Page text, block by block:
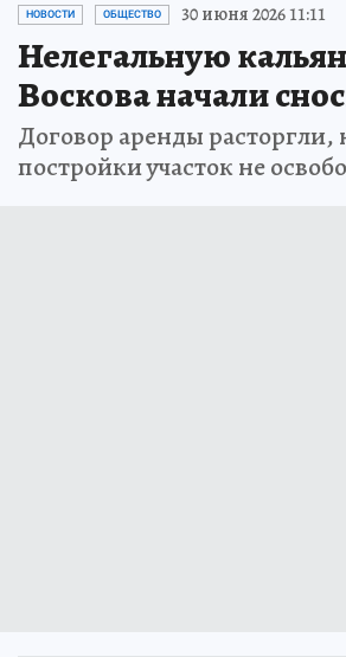
НОВОСТИ ОБЩЕСТВО 30 июня 2026 11:11
Нелегальную
Воскова начали
Договор аренды расторгли,
постройки участок не